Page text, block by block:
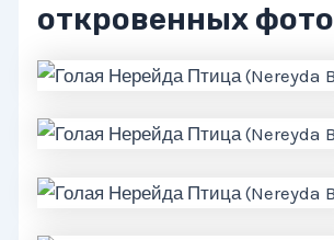
откровенных фото